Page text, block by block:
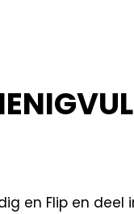
en Flip en